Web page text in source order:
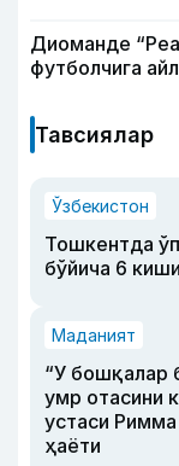
Диоманде
футболчига
Тавсиялар
Ўзбекистон
Тошкентда
бўйича 6
Маданият
“У бошқалар
умр отасини
устаси
ҳаёти